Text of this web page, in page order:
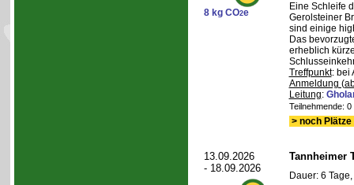
8 kg CO2e
Eine Schleife
Gerolsteiner
sind einige
Das
erheblich
Treffpunkt: bei
Anmeldung
Leitung:
Teilnehmende:
> noch
13.09.2026
- 18.09.2026
Tannheimer
Dauer: 6